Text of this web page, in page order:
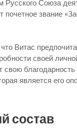
Русского Союза
почетное звание
Витас
своей
свою
является его
состав